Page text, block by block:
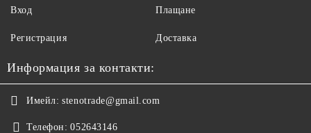
Вход
Регистрация
Плащане
Доставка
Информация за контакти:
Имейл: stenotrade@gmail.com
Телефон: 052643146